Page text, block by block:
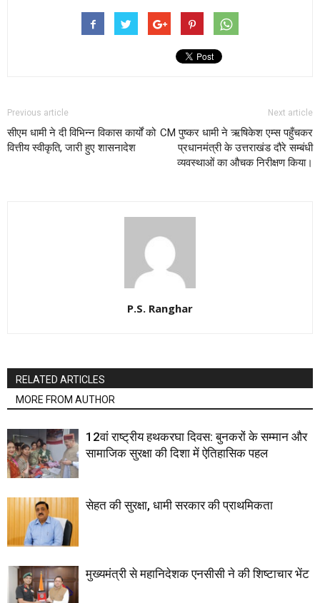
Previous article
सीएम धामी ने दी विभिन्न विकास कार्यों को
वित्तीय स्वीकृति, जारी हुए शासनादेश
Next article
CM पुष्कर धामी ने ऋषिकेश एम्स पहुँचकर
प्रधानमंत्री के उत्तराखंड दौरे सम्बंधी
व्यवस्थाओं का औचक निरीक्षण किया।
P.S. Ranghar
RELATED ARTICLES
MORE FROM AUTHOR
12वां राष्ट्रीय हथकरघा दिवस: बुनकरों के सम्मान और
सामाजिक सुरक्षा की दिशा में ऐतिहासिक पहल
सेहत की सुरक्षा, धामी सरकार की प्राथमिकता
मुख्यमंत्री से महानिदेशक एनसीसी ने की शिष्टाचार भेंट